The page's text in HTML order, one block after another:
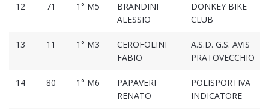
12 71 1° M5
BRANDINI
ALESSIO
DONKEY BIKE
CLUB
13 11 1° M3
CEROFOLINI
FABIO
A.S.D. G.S. AVIS
PRATOVECCHIO
14 80 1° M6
PAPAVERI
RENATO
POLISPORTIVA
INDICATORE